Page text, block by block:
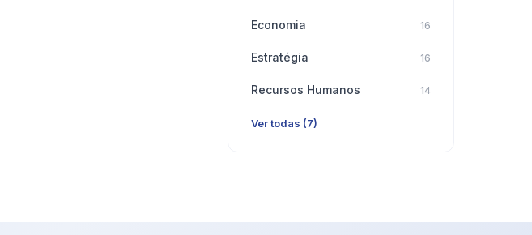
Economia 16
Estratégia 16
Recursos Humanos 14
Ver todas (7)